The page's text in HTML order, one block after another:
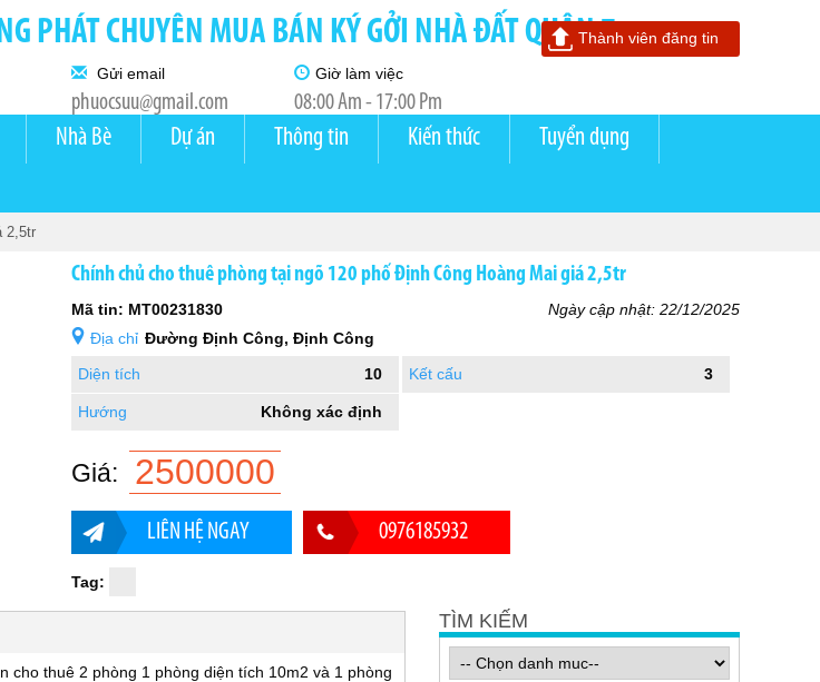
PHÁT CHUYÊN MUA BÁN KÝ GỞI NHÀ ĐẤT QUẬN 7
Gửi email
phuocsuu@gmail.com
Giờ làm việc
08:00 Am - 17:00 Pm
Thành viên đăng tin
Nhà Bè Dự án Thông tin Kiến thức
Tuyển dụng
2,5tr
Chính chủ cho thuê phòng tại ngõ 120 phố Định Công Hoàng Mai giá 2,5tr
Mã tin: MT00231830
Ngày cập nhật: 22/12/2025
Địa chỉ Đường Định Công, Định Công
Diện tích
10 Kết cấu 3
Hướng Không xác định
Giá: 2500000
LIÊN HỆ NGAY 0976185932
Tag:
cho thuê 2 phòng 1 phòng diện tích 10m2 và 1 phòng
TÌM KIẾM